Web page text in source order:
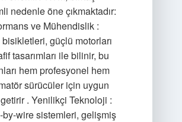
nedenle öne çıkmaktadır:
ve Mühendislik :
güçlü motorları
tasarımları ile bilinir, bu
hem profesyonel hem
sürücüler için uygun
. Yenilikçi Teknoloji :
by-wire sistemleri, gelişmiş